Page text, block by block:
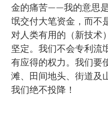
金的痛苦——我的意思
氓交付大笔资金，而不
对人类有用的（新技术
坚定。我们不会专利流
有应得的权力。我们要
滩、田间地头、街道及
我们绝不投降！